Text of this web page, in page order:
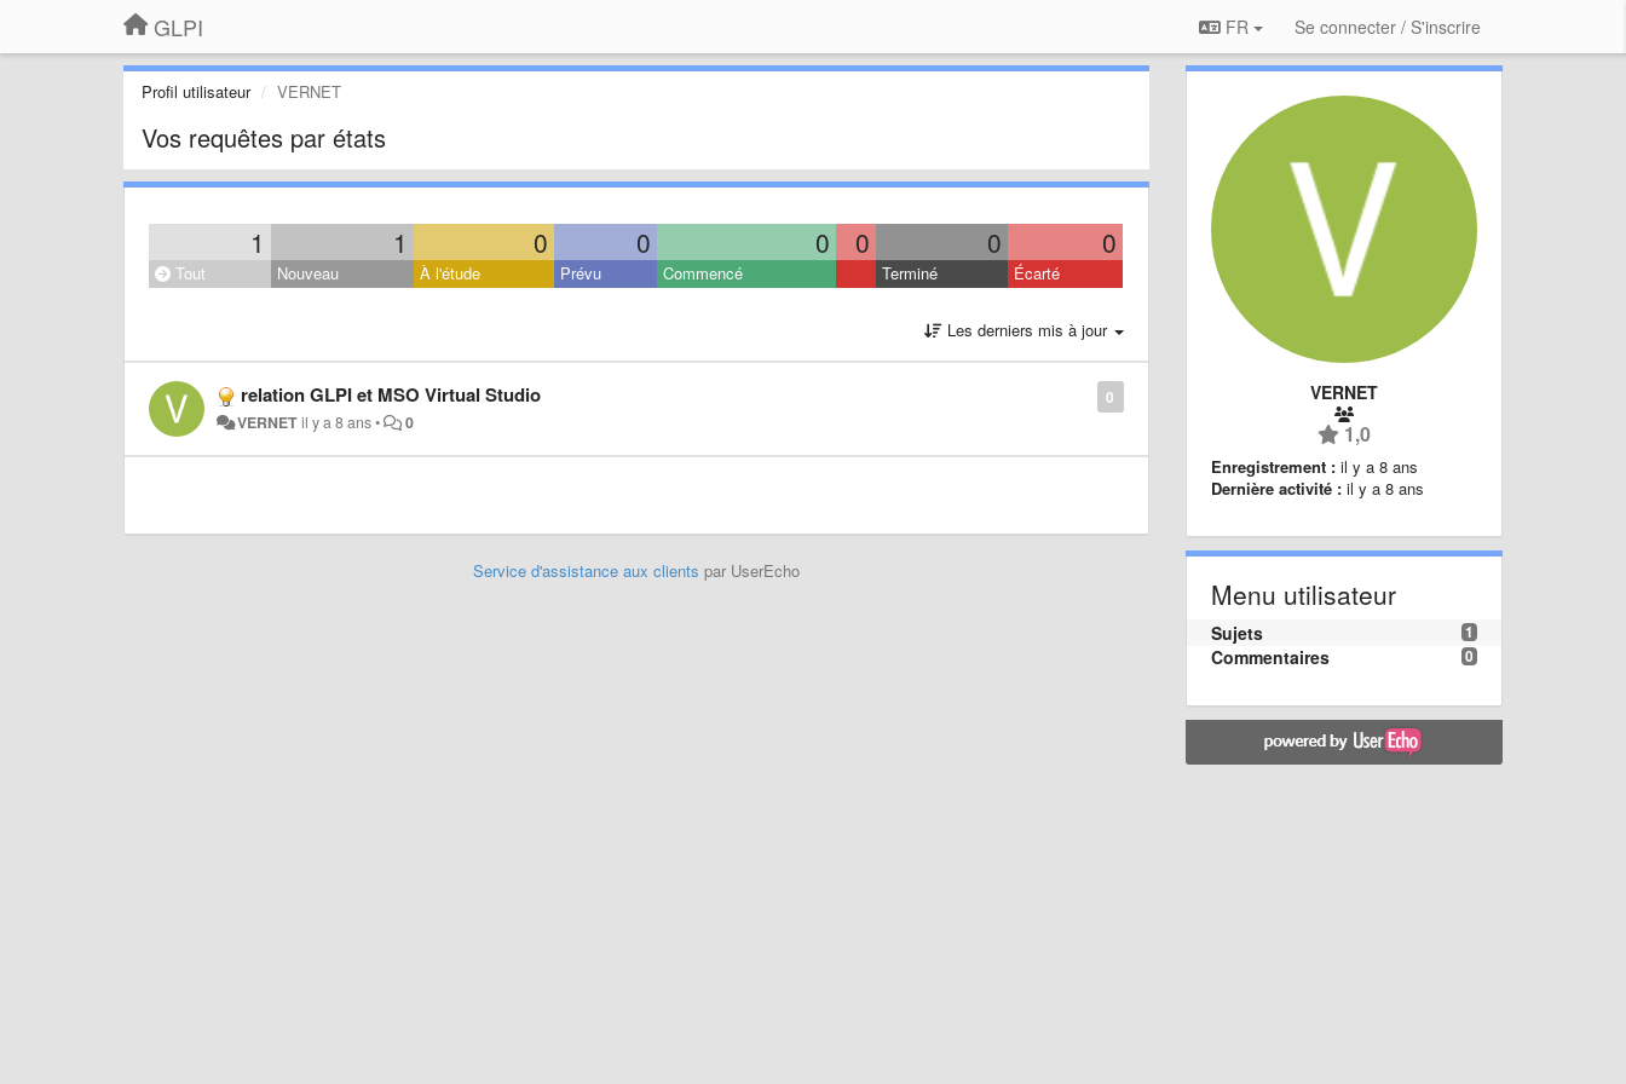
GLPI FR Se connecter / S'inscrire
Profil utilisateur VERNET
Vos requêtes par états
1 1 0 0 0 0 0 0
Tout Nouveau À l'étude Prévu Commencé Terminé Écarté
Les derniers mis à jour
0
relation GLPI et MSO Virtual Studio
VERNETil y a 8 ans• 0
Service d'assistance aux clients par UserEcho
VERNET
1,0
Enregistrement : il y a 8 ans
Dernière activité : il y a 8 ans
Menu utilisateur
1
Sujets
0
Commentaires